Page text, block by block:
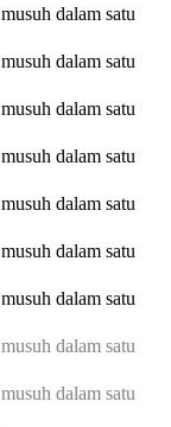
dalam satu
dalam satu
dalam satu
dalam satu
dalam satu
dalam satu
dalam satu
dalam satu
dalam satu